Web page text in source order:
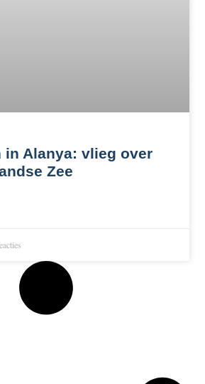
in Alanya: vlieg over
Zee